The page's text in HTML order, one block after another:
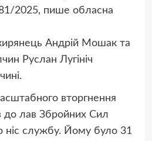
2025, пише обласна
Андрій Мошак та
Руслан Лугініч
вторгнення
лав Збройних Сил
ніс службу. Йому було 31